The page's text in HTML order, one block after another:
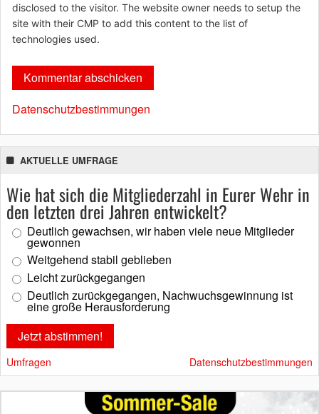
disclosed to the visitor. The website owner needs to setup the
site with their CMP to add this content to the list of
technologies used.
Datenschutzbestimmungen
AKTUELLE UMFRAGE
Wie hat sich die Mitgliederzahl in Eurer Wehr in
den letzten drei Jahren entwickelt?
Deutlich gewachsen, wir haben viele neue Mitglieder
gewonnen
Weitgehend stabil geblieben
Leicht zurückgegangen
Deutlich zurückgegangen, Nachwuchsgewinnung ist
eine große Herausforderung
Umfragen Datenschutzbestimmungen